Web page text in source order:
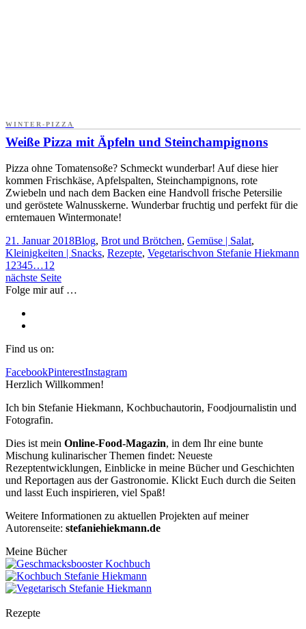
WINTER-PIZZA
Weiße Pizza mit Äpfeln und Steinchampignons
Pizza ohne Tomatensoße? Schmeckt wunderbar! Auf diese hier
kommen Frischkäse, Apfelspalten, Steinchampignons, rote
Zwiebeln und nach dem Backen eine Handvoll frische Petersilie
und geröstete Walnusskerne. Wunderbar fruchtig und perfekt für die
erntemauen Wintermonate!
21. Januar 2018Blog, Brot und Brötchen, Gemüse | Salat,
Kleinigkeiten | Snacks, Rezepte, Vegetarischvon Stefanie Hiekmann
1 2345…12
nächste Seite
Folge mir auf …
Find us on:
FacebookPinterestInstagram
Herzlich Willkommen!
Ich bin Stefanie Hiekmann, Kochbuchautorin, Foodjournalistin und
Fotografin.
Dies ist mein Online-Food-Magazin, in dem Ihr eine bunte
Mischung kulinarischer Themen findet: Neueste
Rezeptentwicklungen, Einblicke in meine Bücher und Geschichten
und Reportagen aus der Gastronomie. Klickt Euch durch die Seiten
und lasst Euch inspirieren, viel Spaß!
Weitere Informationen zu aktuellen Projekten auf meiner
Autorenseite: stefaniehiekmann.de
Meine Bücher
Rezepte